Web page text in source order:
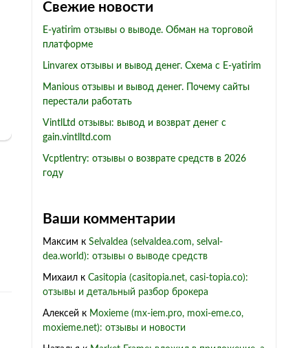
Свежие новости
E-yatirim отзывы о выводе. Обман на торговой
платформе
Linvarex отзывы и вывод денег. Схема с E-yatirim
Manious отзывы и вывод денег. Почему сайты
перестали работать
VintlLtd отзывы: вывод и возврат денег с
gain.vintlltd.com
Vcptlentry: отзывы о возврате средств в 2026
году
Ваши комментарии
Максим к Selvaldea (selvaldea.com, selval-
dea.world): отзывы о выводе средств
Михаил к Casitopia (casitopia.net, casi-topia.co):
отзывы и детальный разбор брокера
Алексей к Moxieme (mx-iem.pro, moxi-eme.co,
moxieme.net): отзывы и новости